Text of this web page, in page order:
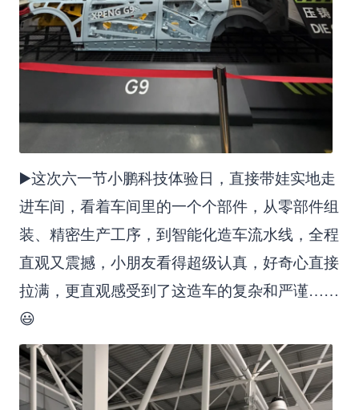
▶️这次六一节小鹏科技体验日，直接带娃实地走
进车间，看着车间里的一个个部件，从零部件组
装、精密生产工序，到智能化造车流水线，全程
直观又震撼，小朋友看得超级认真，好奇心直接
拉满，更直观感受到了这造车的复杂和严谨……
😃